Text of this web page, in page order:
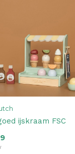
ijskraam FSC